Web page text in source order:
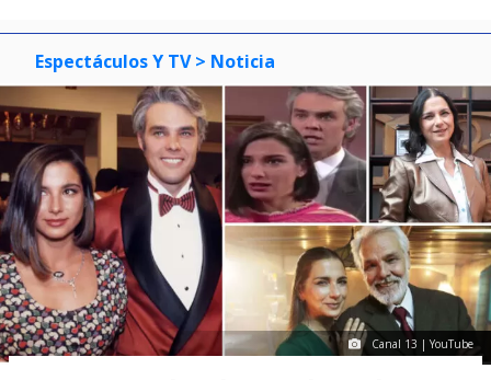
Espectáculos Y TV > Noticia
Canal 13 | YouTube